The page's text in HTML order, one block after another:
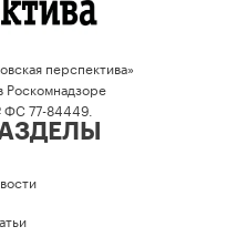
перспектива»
Роскомнадзоре
77-84449.